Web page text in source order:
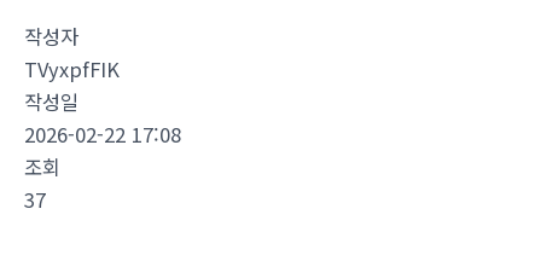
작성자
TVyxpfFIK
작성일
2026-02-22 17:08
조회
37